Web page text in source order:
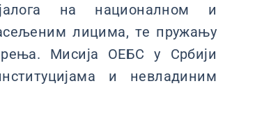
на националном и
лицима, те пружању
Мисија ОЕБС у Србији
и невладиним